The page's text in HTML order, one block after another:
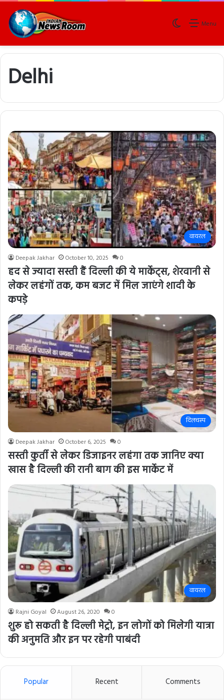
Menu
Switch skin
Delhi
वायरल
Deepak Jakhar October 10, 2025 0
हद से ज्यादा सस्ती हैं दिल्ली की ये मार्केट्स, शेरवानी से
लेकर लहंगों तक, कम बजट में मिल जाएंगे शादी के
कपड़े
दिलचस्प
Deepak Jakhar October 6, 2025 0
सस्ती कुर्ती से लेकर डिजाइनर लहंगा तक जानिए क्या
खास है दिल्ली की रानी बाग की इस मार्केट में
वायरल
Rajni Goyal August 26, 2020 0
शुरू हो सकती है दिल्ली मेट्रो, इन लोगों को मिलेगी यात्रा
की अनुमति और इन पर रहेगी पाबंदी
Popular Recent Comments